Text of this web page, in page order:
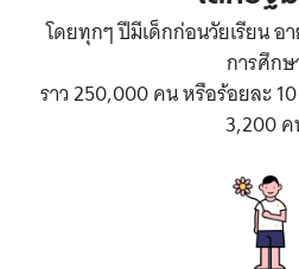
โดยทุกๆ ปีมีเด็กก่อนวัยเรียน อ
การศึกษ
ราว 250,000 คน หรือร้อยละ
3,200